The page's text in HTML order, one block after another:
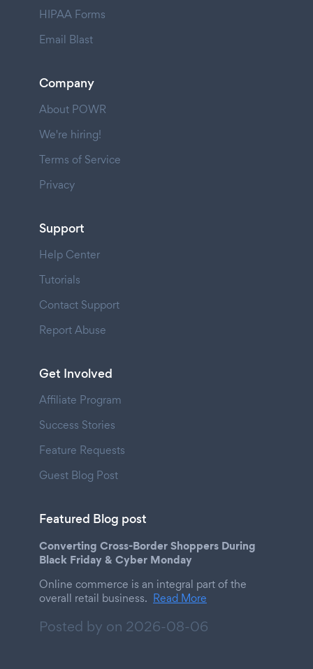
HIPAA Forms
Email Blast
Company
About POWR
We're hiring!
Terms of Service
Privacy
Support
Help Center
Tutorials
Contact Support
Report Abuse
Get Involved
Affiliate Program
Success Stories
Feature Requests
Guest Blog Post
Featured Blog post
Converting Cross-Border Shoppers During
Black Friday & Cyber Monday
Online commerce is an integral part of the
overall retail business. Read More
Posted by on 2026-08-06